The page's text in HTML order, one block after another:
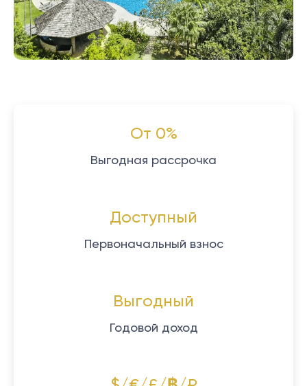
От 0%
Выгодная рассрочка
Доступный
Первоначальный взнос
Выгодный
Годовой доход